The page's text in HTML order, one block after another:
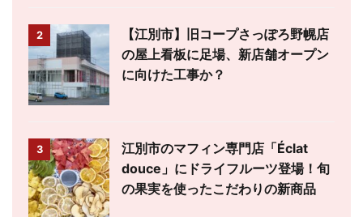
2
【江別市】旧コープさっぽろ野幌店
の屋上看板に足場、新店舗オープン
に向けた工事か？
3
江別市のマフィン専門店「Éclat
douce」にドライフルーツ登場！旬
の果実を使ったこだわりの新商品